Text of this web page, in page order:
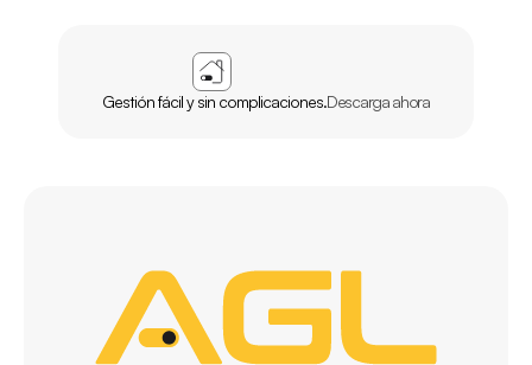
Gestión fácil y sin complicaciones.Descarga ahora